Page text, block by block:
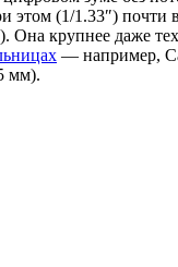
этом (1/1.33″) почти
Она крупнее даже
— например,
мм).